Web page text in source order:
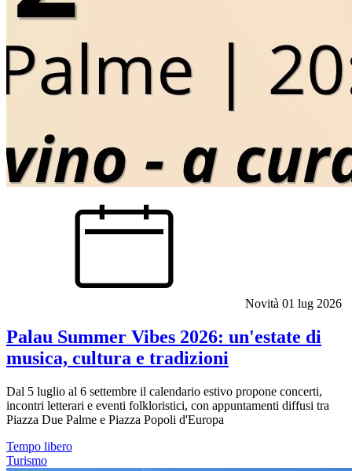
Novità 01 lug 2026
Palau Summer Vibes 2026: un'estate di
musica, cultura e tradizioni
Dal 5 luglio al 6 settembre il calendario estivo propone concerti,
incontri letterari e eventi folkloristici, con appuntamenti diffusi tra
Piazza Due Palme e Piazza Popoli d'Europa
Tempo libero
Turismo